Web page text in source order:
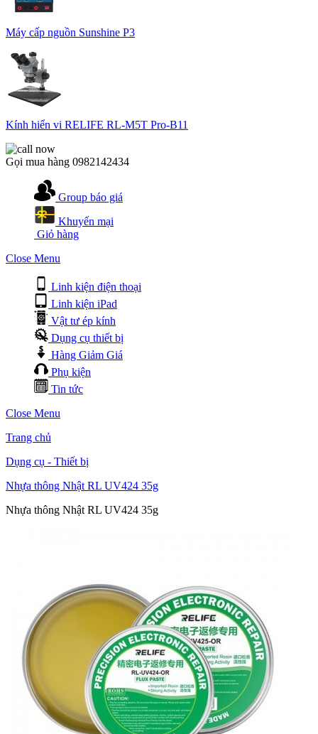
Máy cấp nguồn Sunshine P3
Kính hiển vi RELIFE RL-M5T Pro-B11
Gọi mua hàng 0982142434
Group báo giá
Khuyến mại
Giỏ hàng
Close Menu
Linh kiện điện thoại
Linh kiện iPad
Vật tư ép kính
Dụng cụ thiết bị
Hàng Giảm Giá
Phụ kiện
Tin tức
Close Menu
Trang chủ
Dụng cụ - Thiết bị
Nhựa thông Nhật RL UV424 35g
Nhựa thông Nhật RL UV424 35g